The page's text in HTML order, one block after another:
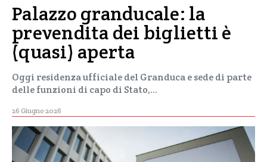
Palazzo granducale: la
prevendita dei biglietti è
(quasi) aperta
Oggi residenza ufficiale del Granduca e sede di parte
delle funzioni di capo di Stato,…
26 Giugno 2026